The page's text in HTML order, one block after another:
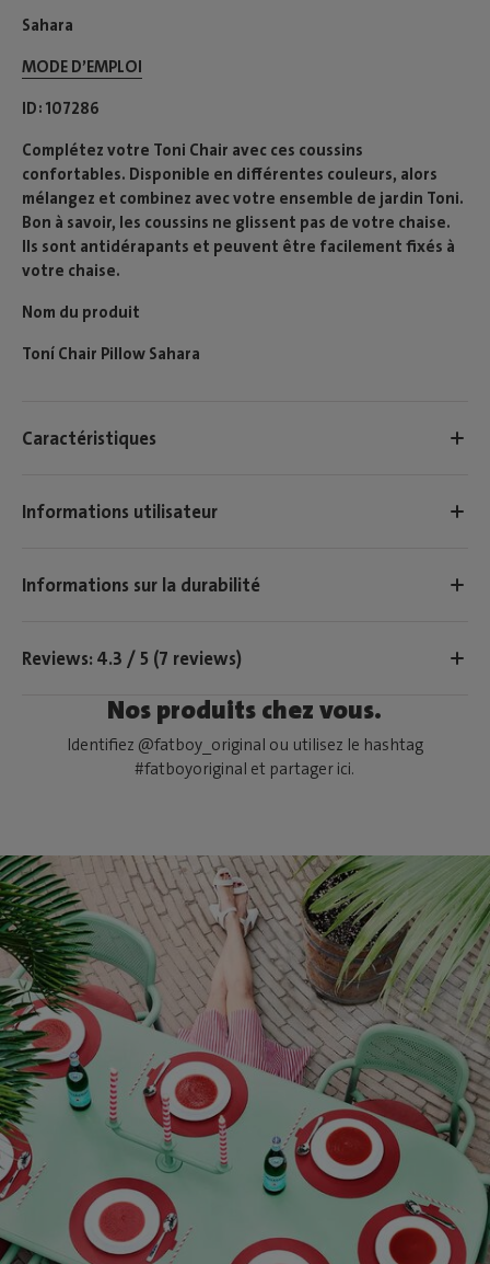
Sahara
MODE D’EMPLOI​
ID 107286
Complétez votre Toni Chair avec ces coussins
confortables. Disponible en différentes couleurs, alors
mélangez et combinez avec votre ensemble de jardin Toni.
Bon à savoir, les coussins ne glissent pas de votre chaise.
Ils sont antidérapants et peuvent être facilement fixés à
votre chaise.
Nom du produit
Toní Chair Pillow Sahara
Caractéristiques
Informations utilisateur
Informations sur la durabilité
Reviews: 4.3 / 5 (7 reviews)
Nos produits chez vous.
Identifiez @fatboy_original ou utilisez le hashtag
#fatboyoriginal et partager ici.